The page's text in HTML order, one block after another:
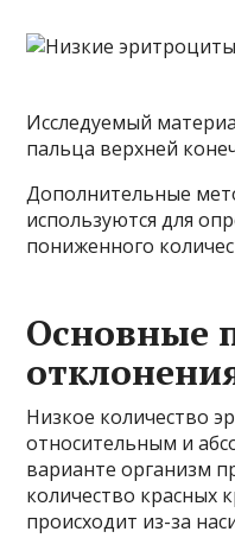
Исследуемый
пальца верхней
Дополнительные
используются для
пониженного
Основные
Низкое количество
относительным и
варианте организм
количество красных
происходит из-за